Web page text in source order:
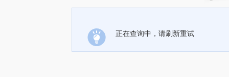
正在查询中，请刷新重试